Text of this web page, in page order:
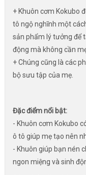
+ Khuôn cơm Kokubo
tô ngộ nghĩnh một
sản phẩm lý tưởng để
động mà không cần
+ Chúng cũng là các
bộ sưu tập của mẹ.
Đặc điểm nổi bật:
- Khuôn cơm Kokubo
ô tô giúp mẹ tạo nên
- Khuôn giúp bạn nén
ngon miệng và sinh